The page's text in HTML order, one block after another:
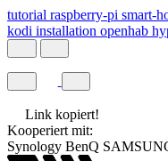
tutorial raspberry-pi smart-
kodi installation openhab
Link kopiert!
Kooperiert mit:
Synology BenQ